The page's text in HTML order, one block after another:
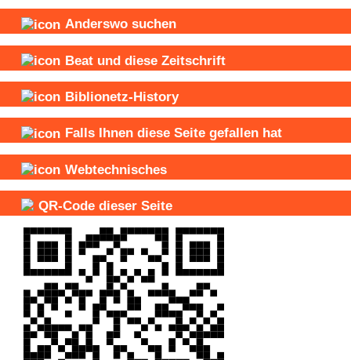
Anderswo suchen
Beat und diese Zeitschrift
Biblionetz-History
Falls Ihnen diese Seite gefallen hat
Webtechnisches
QR-Code dieser Seite